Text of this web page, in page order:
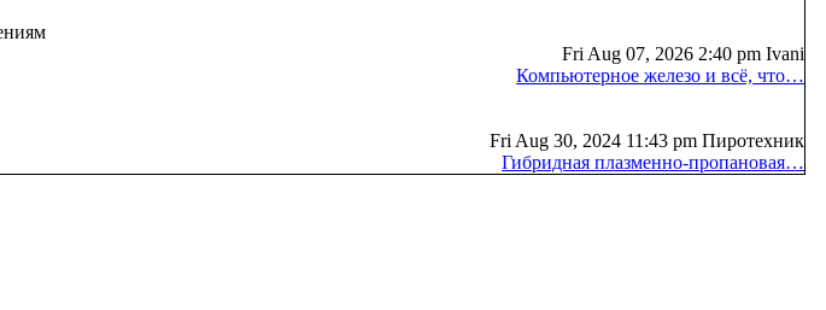
Fri Aug 07, 2026 2:40 pm Ivani
Компьютерное железо и всё, что…
Fri Aug 30, 2024 11:43 pm Пиротехник
Гибридная плазменно-пропановая…